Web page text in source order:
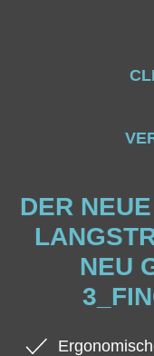
DER
NEU